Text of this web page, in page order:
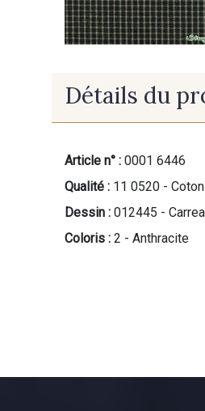
Détails du
Article n° : 0001 6446
Qualité : 11 0520 -
Dessin : 012445 -
Coloris : 2 - Anthracite